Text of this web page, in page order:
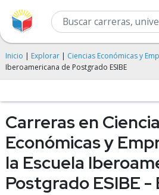
Inicio | Explorar | Ciencias Económicas y
Iberoamericana de Postgrado ESIBE
Carreras en
Económicas y
la Escuela
Postgrado ESIBE -